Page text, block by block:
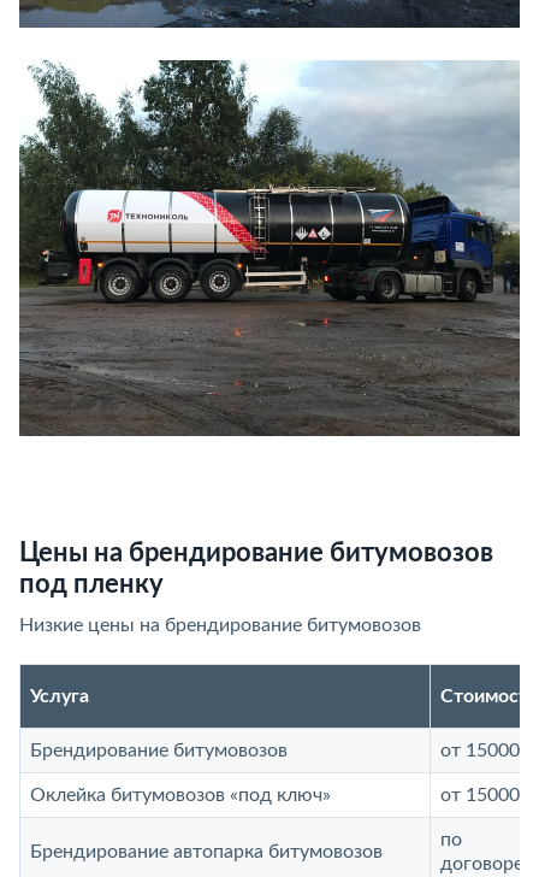
Цены на брендирование битумовозов
под пленку
Низкие цены на брендирование битумовозов
Услуга
Брендирование битумовозов от 15000
Оклейка битумовозов «под ключ» от 15000
Брендирование автопарка битумовозов
по